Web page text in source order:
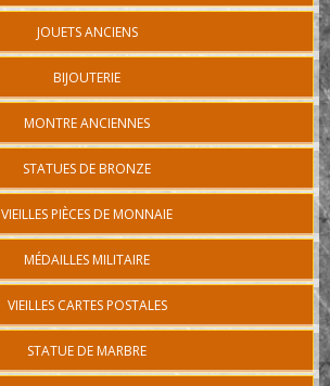
JOUETS ANCIENS
BIJOUTERIE
MONTRE ANCIENNES
STATUES DE BRONZE
VIEILLES PIÈCES DE MONNAIE
MÉDAILLES MILITAIRE
VIEILLES CARTES POSTALES
STATUE DE MARBRE